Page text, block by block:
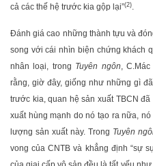
cả các thế hệ trước kia gộp lại”(2).
Đánh giá cao những thành tựu và
song với cái nhìn biện chứng khách
nhân loại, trong Tuyên ngôn,
rằng, giờ đây, giống như những gì
trước kia, quan hệ sản xuất TBCN
xuất hùng mạnh do nó tạo ra nữa,
lượng sản xuất này. Trong Tuyên
vong của CNTB và khẳng định “sự